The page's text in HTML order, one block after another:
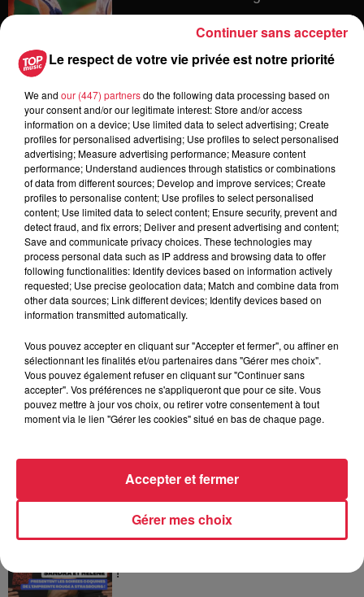
pape à Metz en septembre
5 août 2026
Europa-Park : des précisons sur
l’après Euro-Mir
Dans la même série
Thierry du Domaine Wunsch et
Mann à Wettolsheim !
Thierry du Domaine Wunsch et Mann à
Sandra et Estelle présentent les
soirées coquines de l'Empreinte...
Sandra et Estelle présentent les soirées
!
Le respect de votre vie privée est notre priorité
We and our (447) partnersdo the following data processing based on
your consent and/or our legitimate interest: Store and/or access
information on a device; Use limited data to select advertising; Create
profiles for personalised advertising; Use profiles to select personalised
advertising; Measure advertising performance; Measure content
performance; Understand audiences through statistics or combinations
of data from different sources; Develop and improve services; Create
profiles to personalise content; Use profiles to select personalised
content; Use limited data to select content; Ensure security, prevent and
detect fraud, and fix errors; Deliver and present advertising and content;
Save and communicate privacy choices. These technologies may
process personal data such as IP address and browsing data to offer
following functionalities: Identify devices based on information actively
requested; Use precise geolocation data; Match and combine data from
other data sources; Link different devices; Identify devices based on
information transmitted automatically.
Vous pouvez accepter en cliquant sur "Accepter et fermer", ou affiner en
sélectionnant les finalités et/ou partenaires dans "Gérer mes choix".
Vous pouvez également refuser en cliquant sur "Continuer sans
accepter". Vos préférences ne s'appliqueront que pour ce site. Vous
pouvez mettre à jour vos choix, ou retirer votre consentement à tout
moment via le lien "Gérer les cookies" situé en bas de chaque page.
Gérer mes choix
Accepter et fermer
Continuer sans accepter